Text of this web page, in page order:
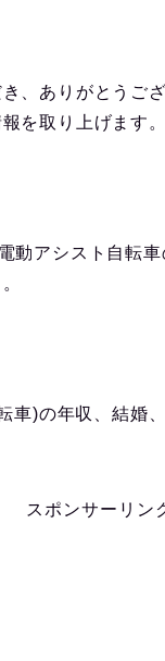
、ありがとうござ
を取り上げます。
動アシスト自転
)の年収、結婚
スポンサーリン